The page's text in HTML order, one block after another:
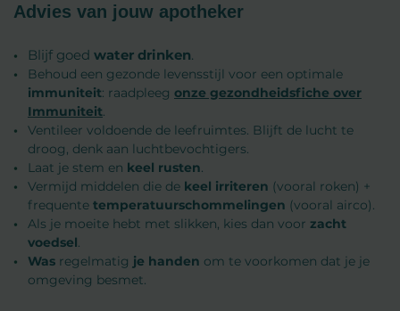
Advies van jouw apotheker
Blijf goed water drinken.
Behoud een gezonde levensstijl voor een optimale
immuniteit: raadpleeg onze gezondheidsfiche over
Immuniteit.
Ventileer voldoende de leefruimtes. Blijft de lucht te
droog, denk aan luchtbevochtigers.
Laat je stem en keel rusten.
Vermijd middelen die de keel irriteren (vooral roken) +
frequente temperatuurschommelingen (vooral airco).
Als je moeite hebt met slikken, kies dan voor zacht
voedsel.
Was regelmatig je handen om te voorkomen dat je je
omgeving besmet.